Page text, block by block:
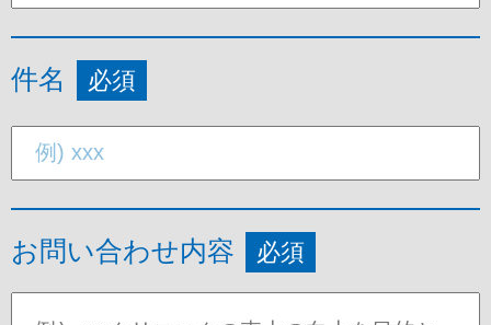
件名 必須
お問い合わせ内容 必須